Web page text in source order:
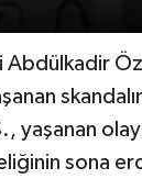
yaşanan
sona